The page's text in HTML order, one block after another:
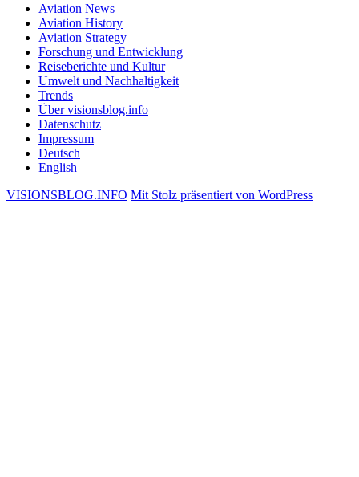
Aviation News
Aviation History
Aviation Strategy
Forschung und Entwicklung
Reiseberichte und Kultur
Umwelt und Nachhaltigkeit
Trends
Über visionsblog.info
Datenschutz
Impressum
Deutsch
English
VISIONSBLOG.INFO Mit Stolz präsentiert von WordPress